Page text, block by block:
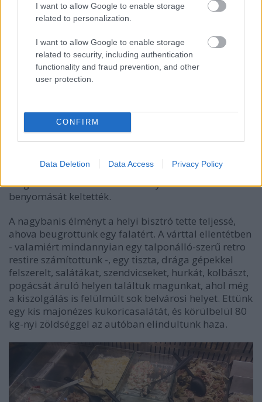
I want to allow Google to enable storage
related to personalization.
I want to allow Google to enable storage
related to security, including authentication
functionality and fraud prevention, and other
user protection.
CONFIRM
Data Deletion Data Access Privacy Policy
A két legkedvesebb termelő, akikkel találkoztunk
középkorú férfi volt, aki kizárólag fejes salátát árult.
Azt mondta, két hete jár ki mindennap egy Pest
megyei településről, és addig jön, amíg el nem kel az
összes terménye. Másikuk egy karfiolt és brokkolit
karfiolja volt már csak, azok azonban szépek, frissek,
egészségesek. Amikor az árról érdeklődtünk, rögtön
elővett egy mérleget és felajánlotta, hogy leméri
nekünk, melyik láda hány kilót nyom. Mindkettőjük
kedélyes, mosolygós, és egyben borzasztóan
megfáradt és talán kicsit reményvesztett emberek
benyomását keltették.
A nagybanis élményt a helyi bisztró tette teljessé,
ahova beugrottunk egy falatért. A várttal ellentétben
- valamiért mindannyian egy talponálló-szerű retro
restire számítottunk -, egy tiszta, drága gépekkel
felszerelt, salátákat, szendvicseket, hurkát, kolbászt,
pogácsát áruló helyen találtuk magunkat, ahol még
a kiszolgálás is felülmúlt sok belvárosi helyet. Ettünk
egy kis majonézes kukoricasalátát, és körülbelül 80
kg-nyi zöldséggel az autóban elindultunk haza.